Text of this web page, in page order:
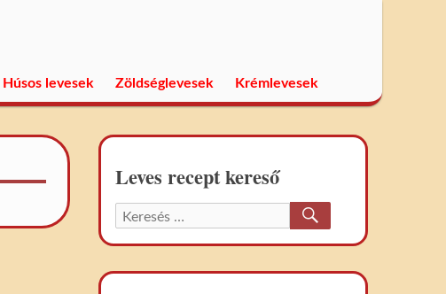
Húsos levesek Zöldséglevesek Krémlevesek
Leves recept kereső
Keresett
recept: